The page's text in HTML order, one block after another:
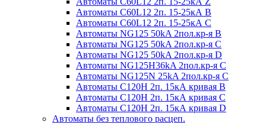
Автоматы C60L12 2п. 15-25кА B
Автоматы C60L12 2п. 15-25кА C
Автоматы NG125 50kA 2пол.кр-я B
Автоматы NG125 50kA 2пол.кр-я C
Автоматы NG125 50kA 2пол.кр-я D
Автоматы NG125H36kA 2пол.кр-я C
Автоматы NG125N 25kA 2пол.кр-я C
Автоматы С120H 2п. 15кА кривая B
Автоматы С120H 2п. 15кА кривая C
Автоматы С120H 2п. 15кА кривая D
Автоматы без теплового расцеп.